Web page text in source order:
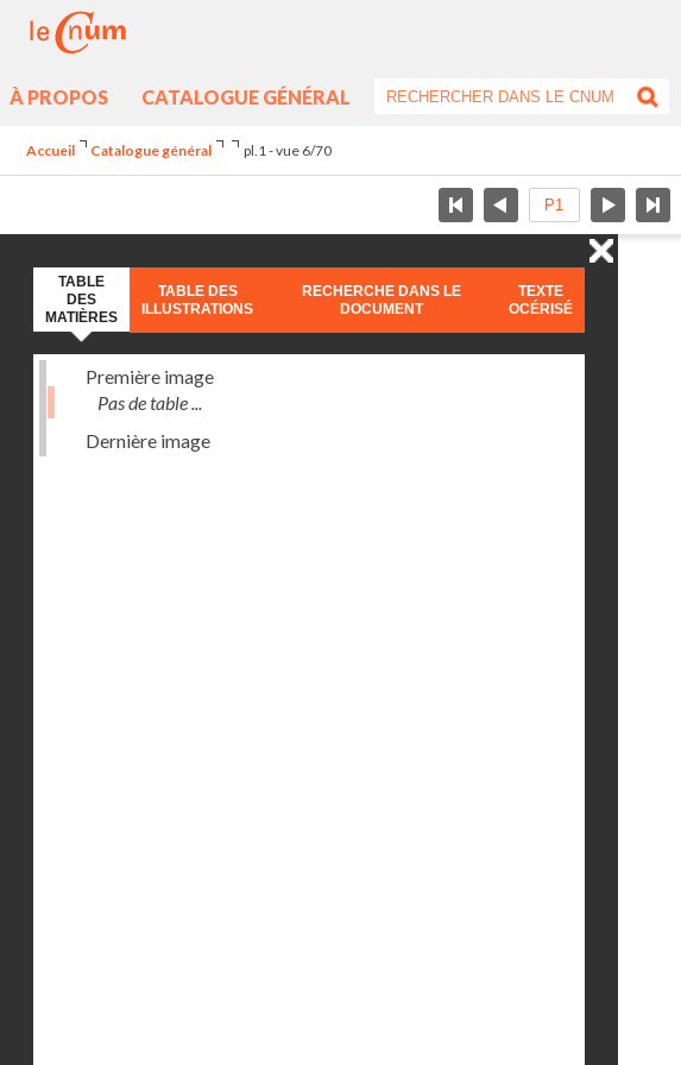
À PROPOS CATALOGUE GÉNÉRAL
Accueil Catalogue général pl.1 - vue 6/70
TABLE
DES
MATIÈRES
TABLE DES
ILLUSTRATIONS
RECHERCHE DANS LE
DOCUMENT
TEXTE
OCÉRISÉ
Première image
Pas de table ...
Dernière image